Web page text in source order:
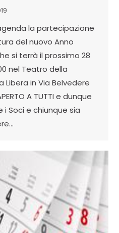
la partecipazione
del nuovo Anno
si terrà il prossimo 28
nel Teatro della
Libera in Via Belvedere
A TUTTI e dunque
Soci e chiunque sia